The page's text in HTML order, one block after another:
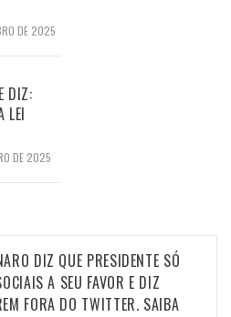
DE 2025
DIZ:
LEI
DE 2025
DIZ QUE PRESIDENTE SÓ
A SEU FAVOR E DIZ
FORA DO TWITTER. SAIBA